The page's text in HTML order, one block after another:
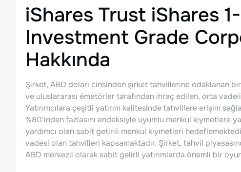
iShares Trust iShares
Investment Grade
Hakkında
Şirket, ABD doları cinsinden şirket tahvillerine odaklanan
ve uluslararası émetörler tarafından ihraç edilen, orta
Yatırımcılara çeşitli yatırım kalitesinde tahvillere erişim
%80'inden fazlasını endeksiyle uyumlu menkul kıymetlere
yardımcı olan sabit getirili menkul kıymetleri
vadesi olan tahvilleri kapsamaktadır. Şirket, tahvil
ABD merkezli olarak sabit gelirli yatırımlarda önemli bir